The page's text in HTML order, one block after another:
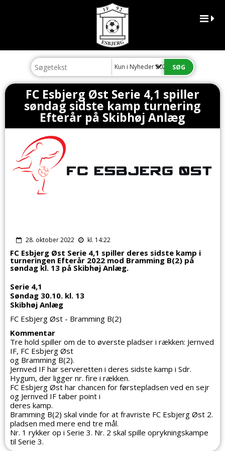
Kun i Nyheder 2022
FC Esbjerg Øst Serie 4,1 spiller
søndag sidste kamp turnering
Efterår på Skibhøj Anlæg
28. oktober 2022 kl. 14:22
FC Esbjerg Øst Serie 4,1 spiller deres sidste kamp i
turneringen Efterår 2022 mod Bramming B(2) på
søndag kl. 13 på Skibhøj Anlæg.
Serie 4,1
Søndag 30.10. kl. 13
Skibhøj Anlæg
FC Esbjerg Øst - Bramming B(2)
Kommentar
Tre hold spiller om de to øverste pladser i rækken: Jernved
IF, FC Esbjerg Øst
og Bramming B(2).
Jernved IF har serveretten i deres sidste kamp i Sdr.
Hygum, der ligger nr. fire i rækken.
FC Esbjerg Øst har chancen for førstepladsen ved en sejr
og Jernved IF taber point i
deres kamp.
Bramming B(2) skal vinde for at fravriste FC Esbjerg Øst 2.
pladsen med mere end tre mål.
Nr. 1 rykker op i Serie 3. Nr. 2 skal spille oprykningskampe
til Serie 3.